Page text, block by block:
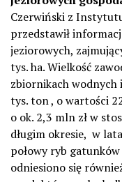
Czerwiński z
przedstawił
jeziorowych,
tys. ha. Wielkość
zbiornikach wodnych
tys. ton , o wartości
o ok. 2,3 mln zł w
długim okresie, w
połowy ryb
odniesiono się